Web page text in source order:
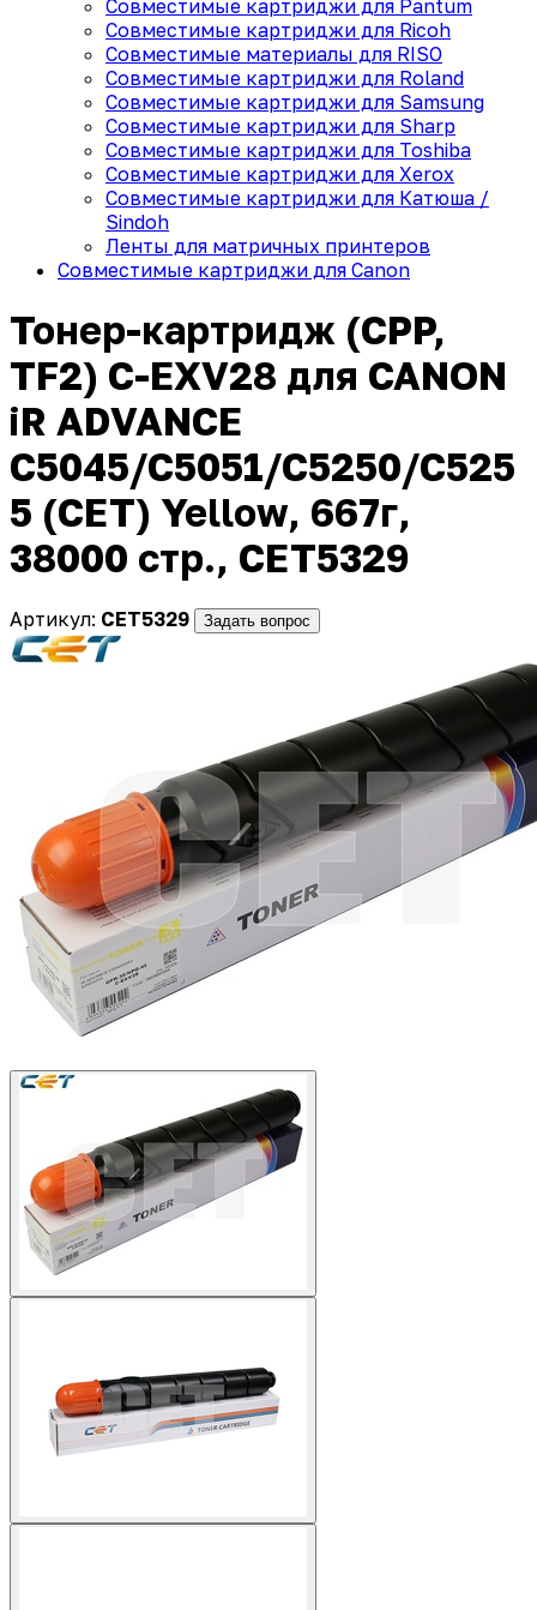
Совместимые картриджи для Pantum
Совместимые картриджи для Ricoh
Совместимые материалы для RISO
Совместимые картриджи для Roland
Совместимые картриджи для Samsung
Совместимые картриджи для Sharp
Совместимые картриджи для Toshiba
Совместимые картриджи для Xerox
Совместимые картриджи для Катюша /
Sindoh
Ленты для матричных принтеров
Совместимые картриджи для Canon
Тонер-картридж (CPP,
TF2) C-EXV28 для CANON
iR ADVANCE
C5045/C5051/C5250/C525
5 (CET) Yellow, 667г,
38000 стр., CET5329
Артикул: CET5329 Задать вопрос